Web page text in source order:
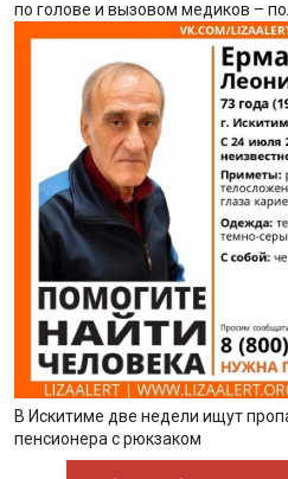
по голове и вызовом медиков –
В Искитиме две недели ищут
пенсионера с рюкзаком